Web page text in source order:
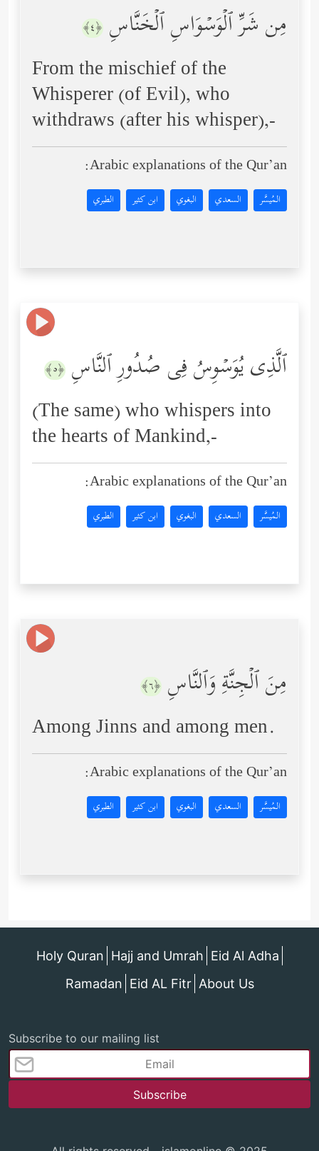
مِن شَرِّ ٱلۡوَسۡوَاسِ ٱلۡخَنَّاسِ ﴿٤﴾
From the mischief of the
Whisperer (of Evil), who
withdraws (after his whisper),-
Arabic explanations of the Qur’an:
المُيسَّر السعدي البغوي ابن كثير الطبري
ٱلَّذِی یُوَسۡوِسُ فِی صُدُورِ ٱلنَّاسِ ﴿٥﴾
(The same) who whispers into
the hearts of Mankind,-
Arabic explanations of the Qur’an:
المُيسَّر السعدي البغوي ابن كثير الطبري
مِنَ ٱلۡجِنَّةِ وَٱلنَّاسِ ﴿٦﴾
Among Jinns and among men.
Arabic explanations of the Qur’an:
المُيسَّر السعدي البغوي ابن كثير الطبري
Holy Quran Hajj and Umrah Eid Al Adha
Ramadan Eid AL Fitr About Us
Subscribe to our mailing list